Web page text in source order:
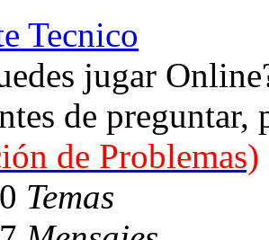
Tecnico
jugar
de
de Problemas)
Temas